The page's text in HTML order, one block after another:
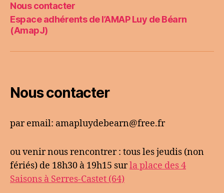
Nous contacter
Espace adhérents de l’AMAP Luy de Béarn
(AmapJ)
Nous contacter
par email: amapluydebearn@free.fr
ou venir nous rencontrer : tous les jeudis (non
fériés) de 18h30 à 19h15 surla place des 4
Saisons à Serres-Castet (64)